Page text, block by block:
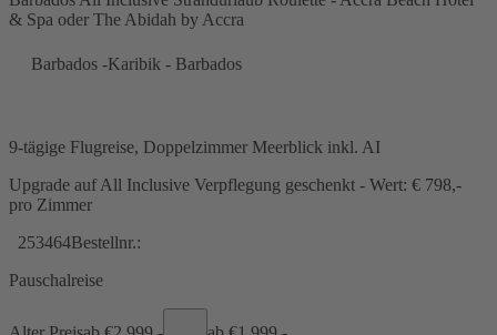
& Spa oder The Abidah by Accra
Barbados -Karibik - Barbados
9-tägige Flugreise, Doppelzimmer Meerblick inkl. AI
Upgrade auf All Inclusive Verpflegung geschenkt - Wert: € 798,-
pro Zimmer
253464Bestellnr.:
Pauschalreise